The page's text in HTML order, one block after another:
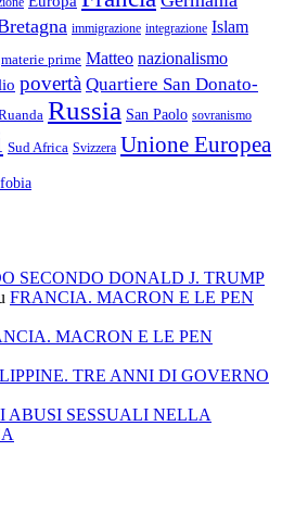
immigrazione integrazione Islam
materie prime Matteo nazionalismo
povertà Quartiere San Donato-
Russia San Paolo sovranismo
Sud Africa Svizzera Unione Europea
SECONDO DONALD J. TRUMP
FRANCIA. MACRON E LE PEN
MACRON E LE PEN
TRE ANNI DI GOVERNO
ABUSI SESSUALI NELLA